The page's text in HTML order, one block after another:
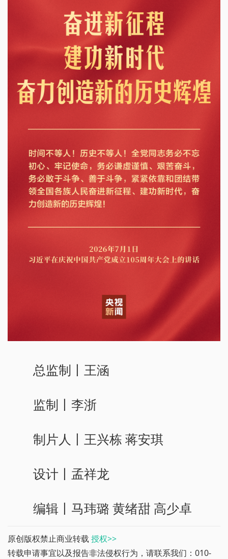
总监制丨王涵
监制丨李浙
制片人丨王兴栋 蒋安琪
设计丨孟祥龙
编辑丨马玮璐 黄绪甜 高少卓
原创版权禁止商业转载 授权>>
转载申请事宜以及报告非法侵权行为，请联系我们：010-